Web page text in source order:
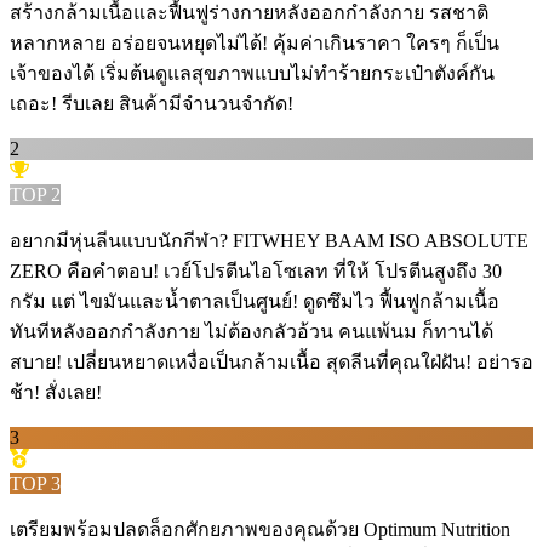
สร้างกล้ามเนื้อและฟื้นฟูร่างกายหลังออกกำลังกาย รสชาติ
หลากหลาย อร่อยจนหยุดไม่ได้! คุ้มค่าเกินราคา ใครๆ ก็เป็น
เจ้าของได้ เริ่มต้นดูแลสุขภาพแบบไม่ทำร้ายกระเป๋าตังค์กัน
เถอะ! รีบเลย สินค้ามีจำนวนจำกัด!
2
TOP 2
อยากมีหุ่นลีนแบบนักกีฬา? FITWHEY BAAM ISO ABSOLUTE
ZERO คือคำตอบ! เวย์โปรตีนไอโซเลท ที่ให้ โปรตีนสูงถึง 30
กรัม แต่ ไขมันและน้ำตาลเป็นศูนย์! ดูดซึมไว ฟื้นฟูกล้ามเนื้อ
ทันทีหลังออกกำลังกาย ไม่ต้องกลัวอ้วน คนแพ้นม ก็ทานได้
สบาย! เปลี่ยนหยาดเหงื่อเป็นกล้ามเนื้อ สุดลีนที่คุณใฝ่ฝัน! อย่ารอ
ช้า! สั่งเลย!
3
TOP3
เตรียมพร้อมปลดล็อกศักยภาพของคุณด้วย Optimum Nutrition